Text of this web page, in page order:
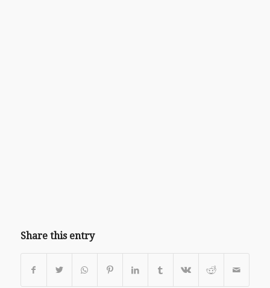
Share this entry